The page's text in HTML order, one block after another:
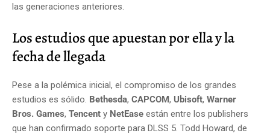
las generaciones anteriores.
Los estudios que apuestan por ella y la
fecha de llegada
Pese a la polémica inicial, el compromiso de los grandes
estudios es sólido. Bethesda, CAPCOM, Ubisoft, Warner
Bros. Games, Tencent y NetEase están entre los publishers
que han confirmado soporte para DLSS 5. Todd Howard, de